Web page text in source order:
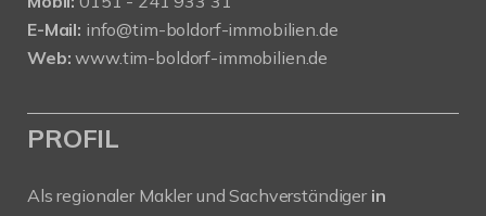
E-Mail: info@tim-boldorf-immobilien.de
Web:www.tim-boldorf-immobilien.de
PROFIL
Als regionaler Makler und Sachverständigerin